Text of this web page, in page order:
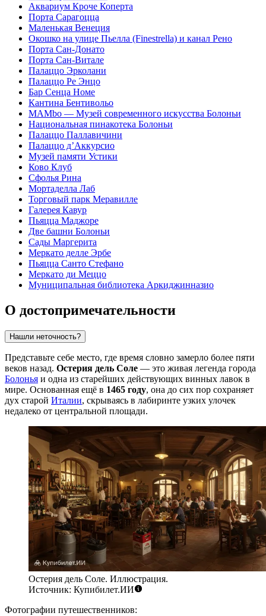
Аквариум Кроче Коперта
Порта Сарагоцца
Маленькая Венеция
Окошко на улице Пьелла (Finestrella) и канал Рено
Порта Сан-Донато
Порта Сан-Витале
Палаццо Эрколани
Палаццо Ре Энцо
Бар Сенца Номе
Кантина Бентивольо
MAMbo — Музей современного искусства Болоньи
Национальная пинакотека Болоньи
Палаццо Паллавичини
Палаццо д’Аккурсио
Музей памяти Устики
Ково Клуб
Сфолья Рина
Мортаделла Лаб
Торговый парк Меравилле
Галерея Кавур
Пьяцца Маджоре
Две башни Болоньи
Сады Маргерита
Меркато делле Эрбе
Пьяцца Санто Стефано
Меркато ди Меццо
Муниципальная библиотека Аркиджинназио
О достопримечательности
Нашли неточность?
Представьте себе место, где время словно замерло более пяти
веков назад. Остерия дель Соле — это живая легенда города
Болонья и одна из старейших действующих винных лавок в
мире. Основанная ещё в 1465 году, она до сих пор сохраняет
дух старой Италии, скрываясь в лабиринте узких улочек
недалеко от центральной площади.
Остерия дель Соле. Иллюстрация.
Источник: Купибилет.ИИ
Фотографии путешественников: